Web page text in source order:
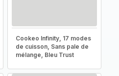
Cookeo Infinity, 17 modes
de cuisson, Sans pale de
mélange, Bleu Trust